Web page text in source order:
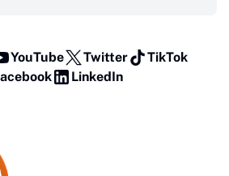
YouTube Twitter
TikTok
LinkedIn